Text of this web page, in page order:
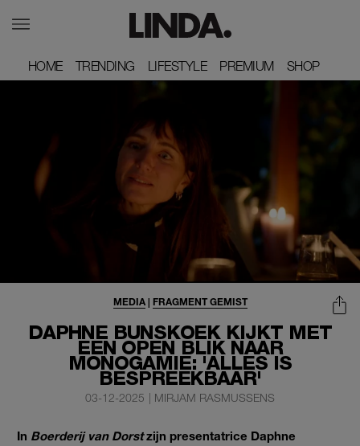
HOME
HOME TRENDING
TRENDING LIFESTYLE
LIFESTYLE PREMIUM
PREMIUM SHOP
SHOP
DAPHNE BUNSKOEK KIJKT MET
EEN OPEN BLIK NAAR
MONOGAMIE: 'ALLES IS
BESPREEKBAAR'
MEDIA| FRAGMENT GEMIST
03-12-2025 | MIRJAM RASMUSSENS
In Boerderij van Dorstzijn presentatrice Daphne